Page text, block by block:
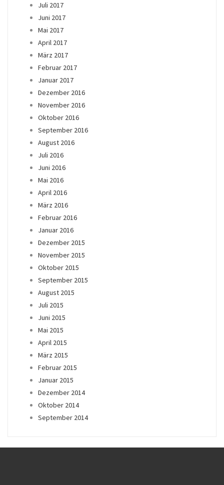
Juli 2017
Juni 2017
Mai 2017
April 2017
März 2017
Februar 2017
Januar 2017
Dezember 2016
November 2016
Oktober 2016
September 2016
August 2016
Juli 2016
Juni 2016
Mai 2016
April 2016
März 2016
Februar 2016
Januar 2016
Dezember 2015
November 2015
Oktober 2015
September 2015
August 2015
Juli 2015
Juni 2015
Mai 2015
April 2015
März 2015
Februar 2015
Januar 2015
Dezember 2014
Oktober 2014
September 2014